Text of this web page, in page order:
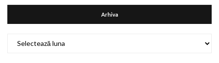
Arhiva